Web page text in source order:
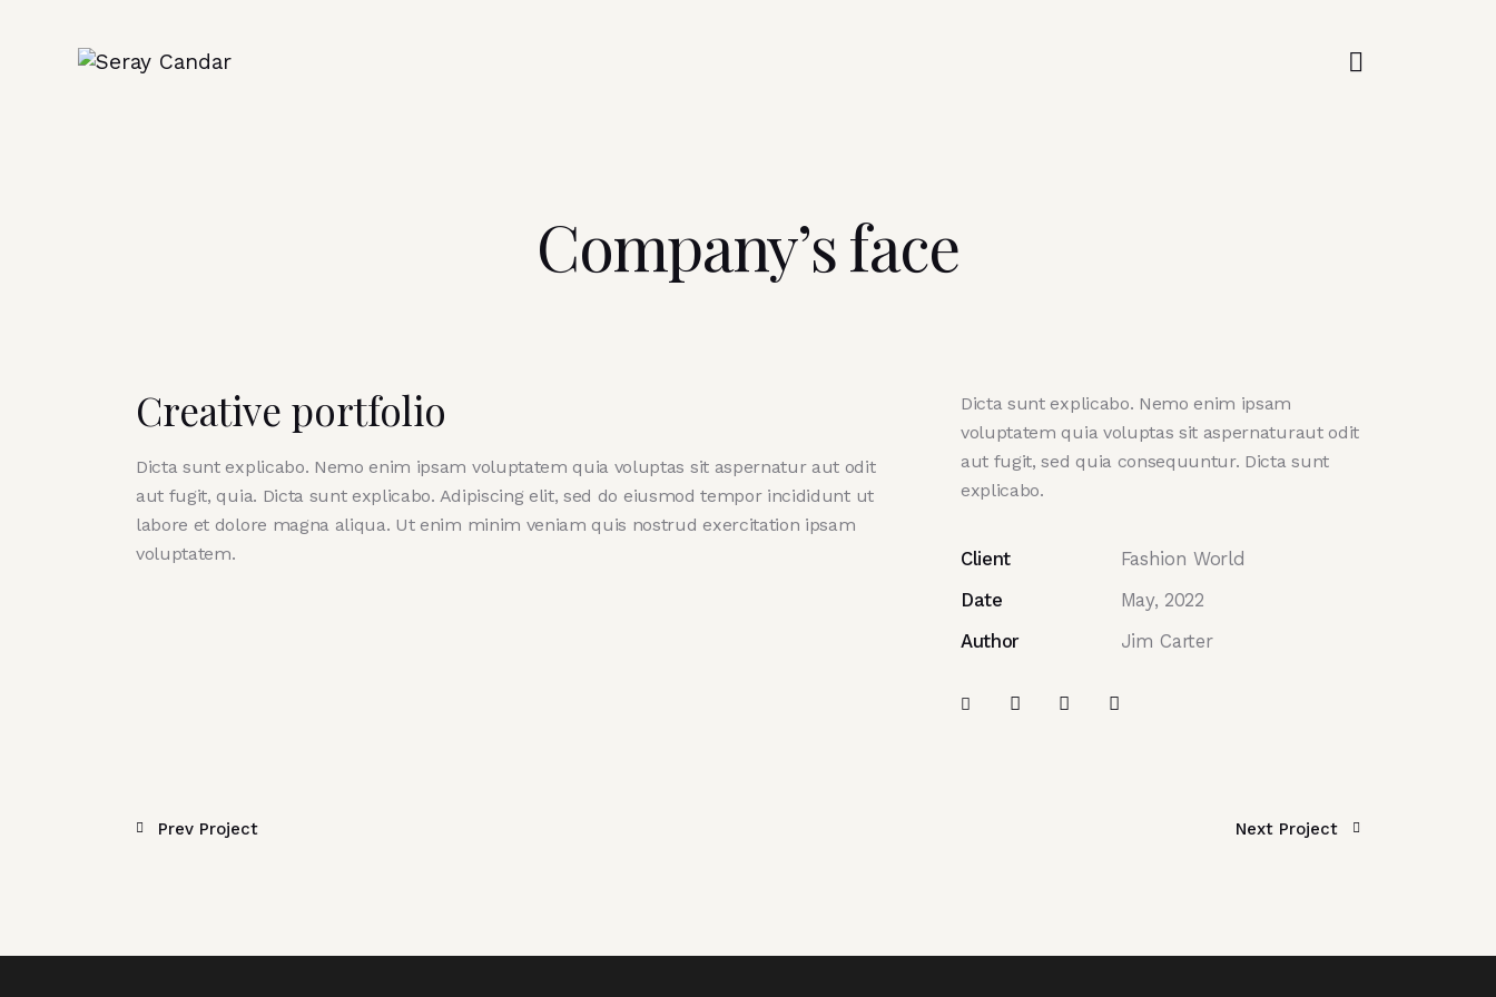
Company’s face
Creative portfolio
Dicta sunt explicabo. Nemo enim ipsam voluptatem quia voluptas sit aspernatur aut odit
aut fugit, quia. Dicta sunt explicabo. Adipiscing elit, sed do eiusmod tempor incididunt ut
labore et dolore magna aliqua. Ut enim minim veniam quis nostrud exercitation ipsam
voluptatem.
Dicta sunt explicabo. Nemo enim ipsam
voluptatem quia voluptas sit aspernaturaut odit
aut fugit, sed quia consequuntur. Dicta sunt
explicabo.
Client
Fashion World
Date
May, 2022
Author
Jim Carter
Prev Project Next Project